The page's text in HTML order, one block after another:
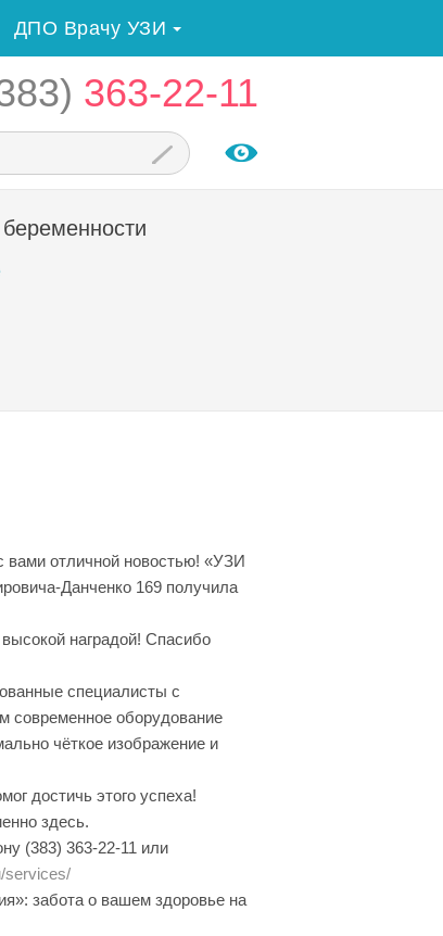
ДПО Врачу УЗИ
363-22-11
вами отличной новостью! «УЗИ
Данченко 169 получила
наградой! Спасибо
специалисты с
современное оборудование
чёткое изображение и
достичь этого успеха!
здесь.
(383) 363-22-11 или
services/
забота о вашем здоровье на